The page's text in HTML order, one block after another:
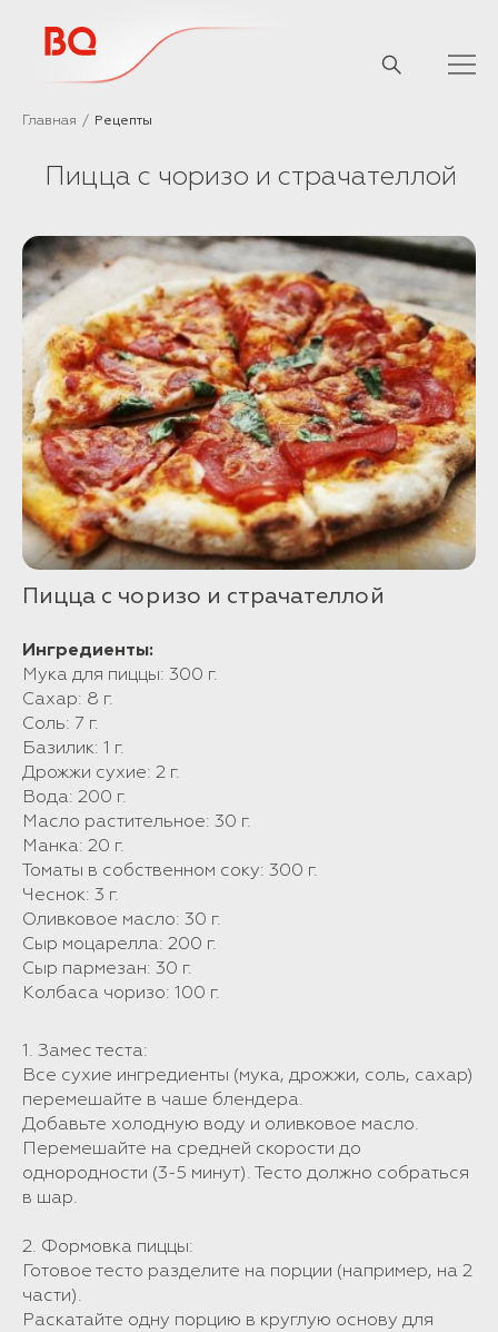
Главная Рецепты
Пицца с чоризо и страчателлой
Пицца с чоризо и страчателлой
Ингредиенты:
Мука для пиццы: 300 г.
Сахар: 8 г.
Соль: 7 г.
Базилик: 1 г.
Дрожжи сухие: 2 г.
Вода: 200 г.
Масло растительное: 30 г.
Манка: 20 г.
Томаты в собственном соку: 300 г.
Чеснок: 3 г.
Оливковое масло: 30 г.
Сыр моцарелла: 200 г.
Сыр пармезан: 30 г.
Колбаса чоризо: 100 г.
1. Замес теста:
Все сухие ингредиенты (мука, дрожжи, соль, сахар)
перемешайте в чаше блендера.
Добавьте холодную воду и оливковое масло.
Перемешайте на средней скорости до
однородности (3-5 минут). Тесто должно собраться
в шар.
2. Формовка пиццы:
Готовое тесто разделите на порции (например, на 2
части).
Раскатайте одну порцию в круглую основу для